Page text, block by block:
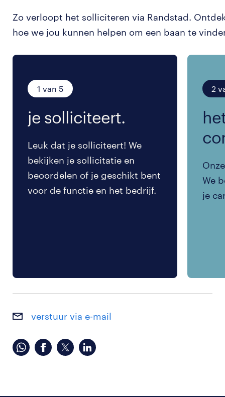
Zo verloopt het solliciteren via Randstad.
hoe we jou kunnen helpen om een baan te
1 van 5
je solliciteert.
Leuk dat je solliciteert! We
bekijken je sollicitatie en
beoordelen of je geschikt bent
voor de functie en het bedrijf.
2
We
je
verstuur via e-mail